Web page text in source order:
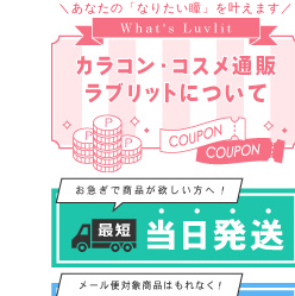
＼あなたの「なりたい瞳」を叶えます／